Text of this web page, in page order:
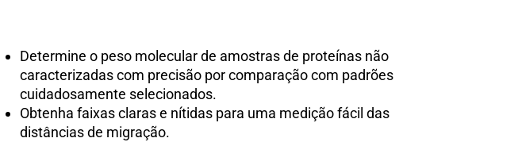
Determine o peso molecular de amostras de proteínas não
caracterizadas com precisão por comparação com padrões
cuidadosamente selecionados.
Obtenha faixas claras e nítidas para uma medição fácil das
distâncias de migração.